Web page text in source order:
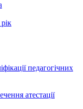
педагогічних
атестації